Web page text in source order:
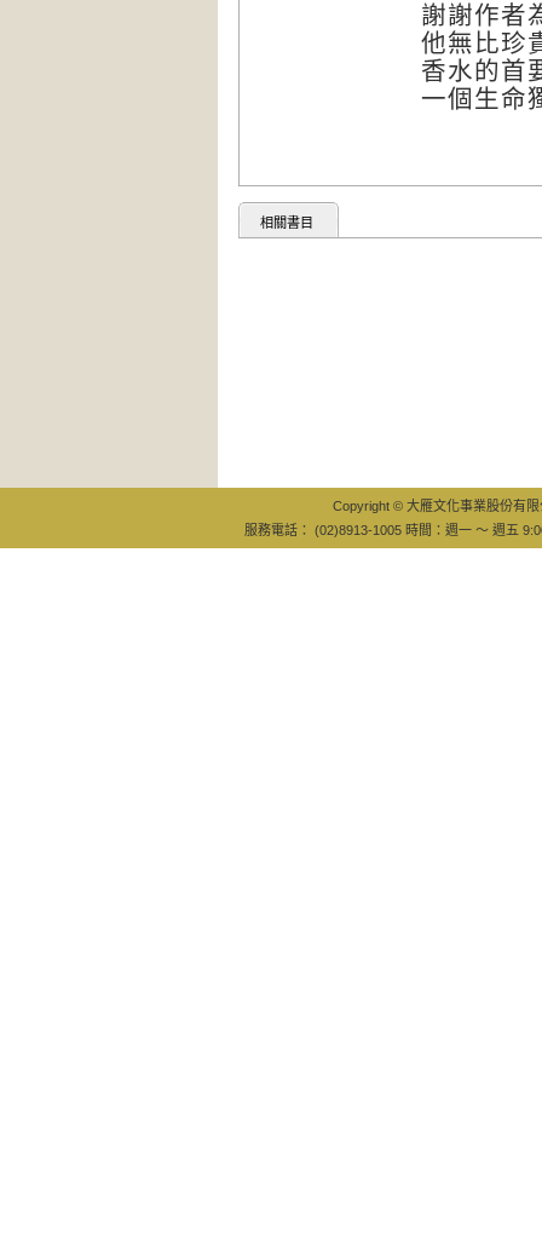
謝謝作者
他無比珍
香水的首
一個生命
相關書目
Copyright © 大雁文化事業股份有
服務電話： (02)8913-1005 時間：週一 ～ 週五